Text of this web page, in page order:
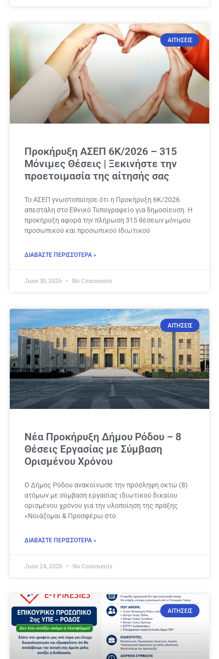
ΑΙΤΗΣΕΙΣ
Προκήρυξη ΑΣΕΠ 6Κ/2026 – 315
Μόνιμες Θέσεις | Ξεκινήστε την
προετοιμασία της αίτησής σας
Το ΑΣΕΠ γνωστοποίησε ότι η Προκήρυξη 6Κ/2026
απεστάλη στο Εθνικό Τυπογραφείο για δημοσίευση. Η
προκήρυξη αφορά την πλήρωση 315 θέσεων μόνιμου
προσωπικού και προσωπικού Ιδιωτικού
ΔΙΑΒΆΣΤΕ ΠΕΡΙΣΣΌΤΕΡΑ »
June 30, 2026 No Comments
ΑΙΤΗΣΕΙΣ
Νέα Προκήρυξη Δήμου Ρόδου – 8
Θέσεις Εργασίας με Σύμβαση
Ορισμένου Χρόνου
Ο Δήμος Ρόδου ανακοίνωσε την πρόσληψη οκτώ (8)
ατόμων με σύμβαση εργασίας ιδιωτικού δικαίου
ορισμένου χρόνου για την υλοποίηση της πράξης
«Νοιάζομαι & Προσφέρω στο
ΔΙΑΒΆΣΤΕ ΠΕΡΙΣΣΌΤΕΡΑ »
June 24, 2026 No Comments
ΑΙΤΗΣΕΙΣ